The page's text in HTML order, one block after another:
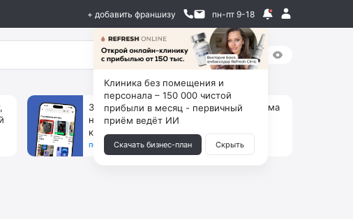
+ добавить франшизу пн-пт 9-18
За 90 тыс. открой магазин на Авито, дома
ни коробок, ни товара, ни склада, зато
каждый месяц +125 тыс. чистыми
получить бизнес-план ↓
Клиника без помещения и
персонала – 150 000 чистой
прибыли в месяц - первичный
приём ведёт ИИ
Скачать бизнес-план Скрыть